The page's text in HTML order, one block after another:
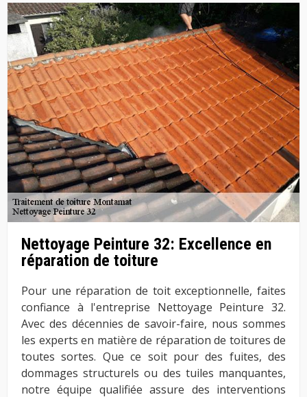
Nettoyage Peinture 32: Excellence en
réparation de toiture
Pour une réparation de toit exceptionnelle, faites
confiance à l'entreprise Nettoyage Peinture 32.
Avec des décennies de savoir-faire, nous sommes
les experts en matière de réparation de toitures de
toutes sortes. Que ce soit pour des fuites, des
dommages structurels ou des tuiles manquantes,
notre équipe qualifiée assure des interventions